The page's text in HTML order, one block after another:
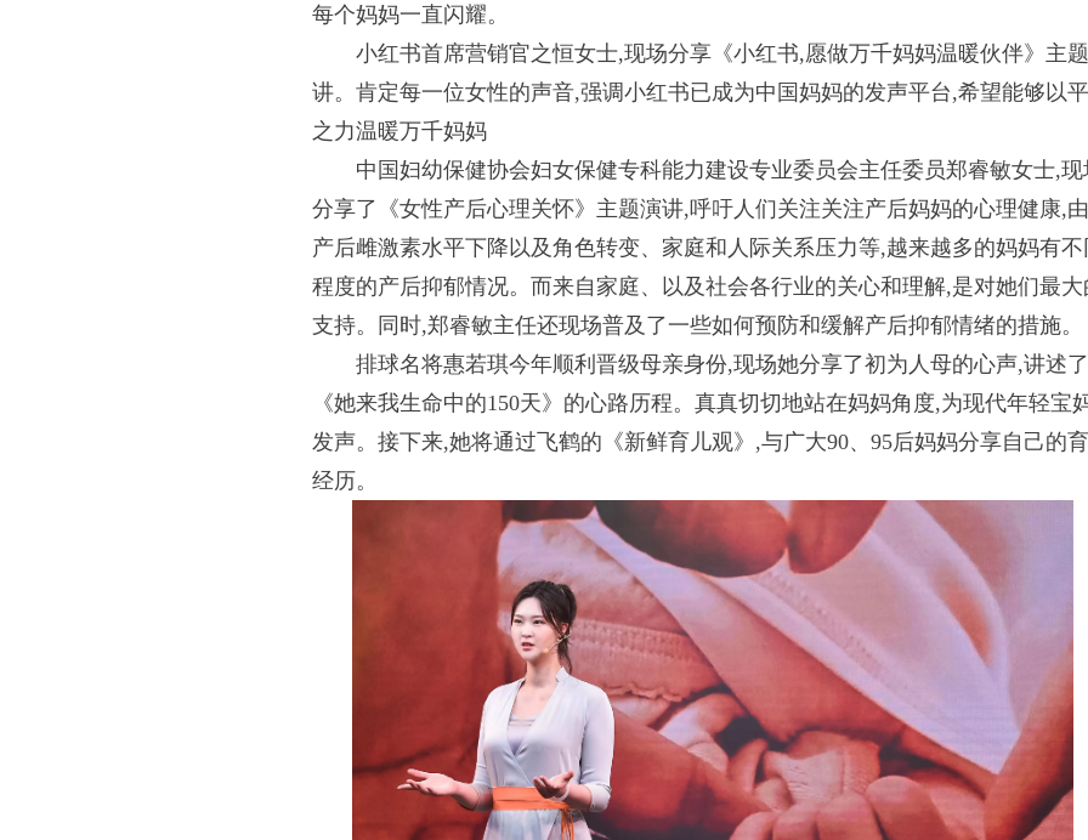
每个妈妈一直闪耀。
小红书首席营销官之恒女士,现场分享《小红书,愿做万千妈妈温暖伙伴》主
讲。肯定每一位女性的声音,强调小红书已成为中国妈妈的发声平台,希望能够以
之力温暖万千妈妈
中国妇幼保健协会妇女保健专科能力建设专业委员会主任委员郑睿敏女士,现
分享了《女性产后心理关怀》主题演讲,呼吁人们关注关注产后妈妈的心理健康,
产后雌激素水平下降以及角色转变、家庭和人际关系压力等,越来越多的妈妈有不
程度的产后抑郁情况。而来自家庭、以及社会各行业的关心和理解,是对她们最大
支持。同时,郑睿敏主任还现场普及了一些如何预防和缓解产后抑郁情绪的措施。
排球名将惠若琪今年顺利晋级母亲身份,现场她分享了初为人母的心声,讲述了
《她来我生命中的150天》的心路历程。真真切切地站在妈妈角度,为现代年轻宝
发声。接下来,她将通过飞鹤的《新鲜育儿观》,与广大90、95后妈妈分享自己的
经历。